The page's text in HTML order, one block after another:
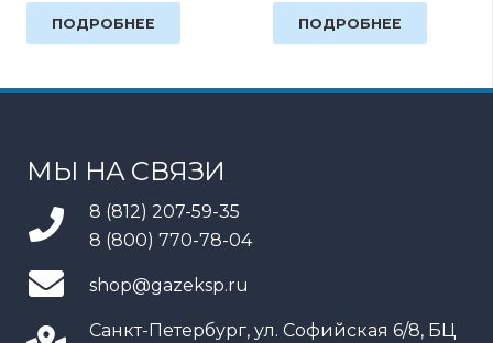
ПОДРОБНЕЕ ПОДРОБНЕЕ
МЫ НА СВЯЗИ
8 (812) 207-59-35
8 (800) 770-78-04
shop@gazeksp.ru
Санкт-Петербург, ул. Софийская 6/8, БЦ